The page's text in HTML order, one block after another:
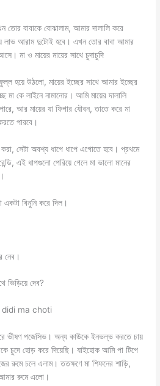
তোর বাবাকে বোঝালাম, আমার দালালি করে
লাভ আরাম দুটোই হবে। এখন তোর বাবা আমার
মা ও মায়ের মায়ের সাথে চুদাচুদি
হয়ে উঠলো, মায়ের ইচ্ছের সাথে আমার ইচ্ছের
কে লাইনে নামানোর। আমি মায়ের দালালি
আর মায়ের যা ফিগার যৌবন, তাতে করে মা
পারবে।
সেটা অবশ্য ধাপে ধাপে এগোতে হবে। প্রথমে
এই ধাপগুলো পেরিয়ে গেলে মা ভালো মানের
একটা বিনুনি করে দিল।
নেব।
ভিড়িয়ে দেব?
didi ma choti
ভীষণ পজেসিভ। অন্য কাউকে ইনভল্ভ করতে চায়
চুদে হোড় করে দিয়েছি। যাইহোক আমি পা টিপে
রুমে চলে এলাম। ততক্ষণে মা শিফনের শাড়ি,
আমার রুমে এলো।